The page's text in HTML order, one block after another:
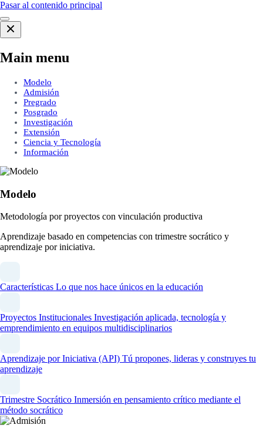
Pasar al contenido principal
Main menu
Modelo
Admisión
Pregrado
Posgrado
Investigación
Extensión
Ciencia y Tecnología
Información
Modelo
Metodología por proyectos con vinculación productiva
Aprendizaje basado en competencias con trimestre socrático y
aprendizaje por iniciativa.
Características Lo que nos hace únicos en la educación
Proyectos Institucionales Investigación aplicada, tecnología y
emprendimiento en equipos multidisciplinarios
Aprendizaje por Iniciativa (API) Tú propones, lideras y construyes tu
aprendizaje
Trimestre Socrático Inmersión en pensamiento crítico mediante el
método socrático